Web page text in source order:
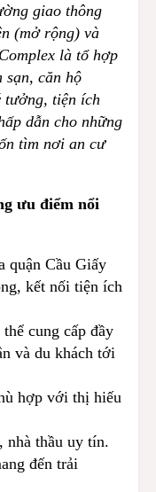
giao thông
(mở rộng) và
là tổ hợp
sạn, căn hộ
tưởng, tiện ích
dẫn cho những
tìm nơi an cư
ưu điểm nổi
quận Cầu Giấy
kết nối tiện ích
cung cấp đầy
và du khách tới
hợp với thị hiếu
nhà thầu uy tín.
đến trải